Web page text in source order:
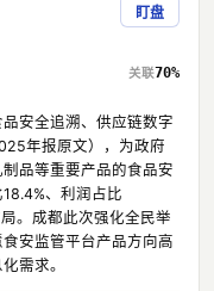
盯盘
70%
安全追溯、供应链数字
年报原文），为政府
品等重要产品的食品安
、利润占比
。成都此次强化全民举
安监管平台产品方向高
需求。